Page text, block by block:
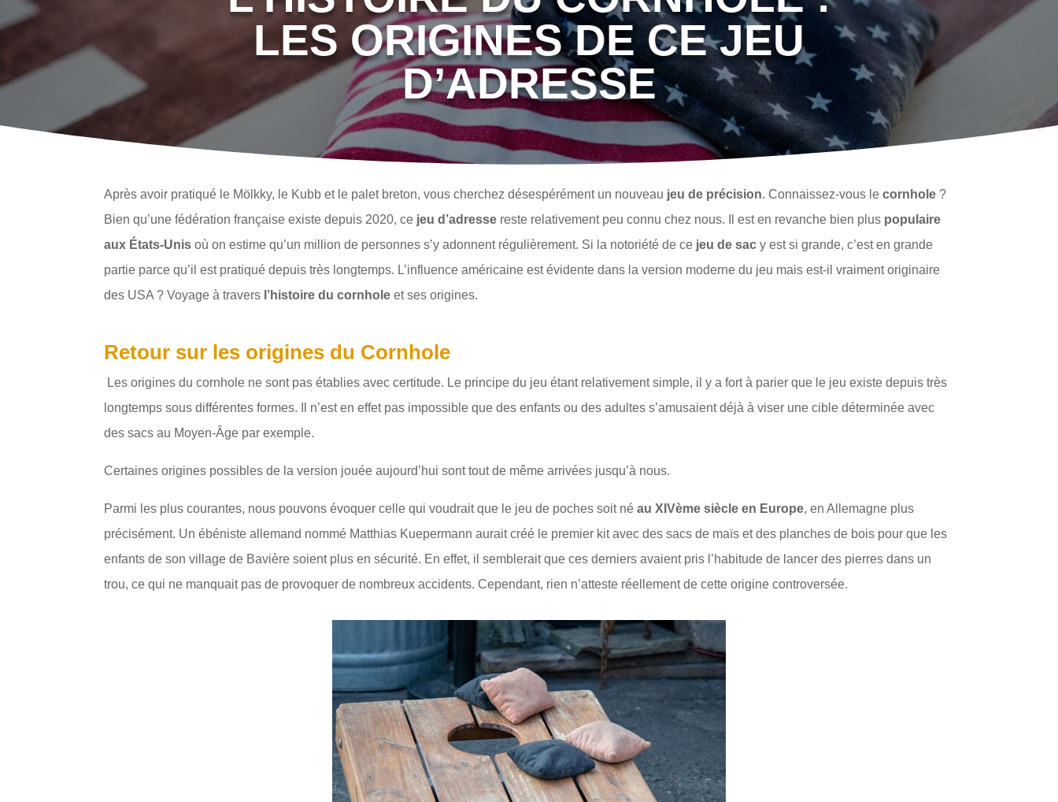
LES ORIGINES DE CE JEU
D’ADRESSE
Après avoir pratiqué le Mölkky, le Kubb et le palet breton, vous cherchez désespérément un nouveau jeu de précision. Connaissez-vous le cornhole ?
Bien qu’une fédération française existe depuis 2020, ce jeu d’adresse reste relativement peu connu chez nous. Il est en revanche bien plus populaire
aux États-Unis où on estime qu’un million de personnes s’y adonnent régulièrement. Si la notoriété de ce jeu de sac y est si grande, c’est en grande
partie parce qu’il est pratiqué depuis très longtemps. L’influence américaine est évidente dans la version moderne du jeu mais est-il vraiment originaire
des USA ? Voyage à travers l’histoire du cornhole et ses origines.
Retour sur les origines du Cornhole
Les origines du cornhole ne sont pas établies avec certitude. Le principe du jeu étant relativement simple, il y a fort à parier que le jeu existe depuis très
longtemps sous différentes formes. Il n’est en effet pas impossible que des enfants ou des adultes s’amusaient déjà à viser une cible déterminée avec
des sacs au Moyen-Âge par exemple.
Certaines origines possibles de la version jouée aujourd’hui sont tout de même arrivées jusqu’à nous.
Parmi les plus courantes, nous pouvons évoquer celle qui voudrait que le jeu de poches soit né au XIVème siècle en Europe, en Allemagne plus
précisément. Un ébéniste allemand nommé Matthias Kuepermann aurait créé le premier kit avec des sacs de maïs et des planches de bois pour que les
enfants de son village de Bavière soient plus en sécurité. En effet, il semblerait que ces derniers avaient pris l’habitude de lancer des pierres dans un
trou, ce qui ne manquait pas de provoquer de nombreux accidents. Cependant, rien n’atteste réellement de cette origine controversée.